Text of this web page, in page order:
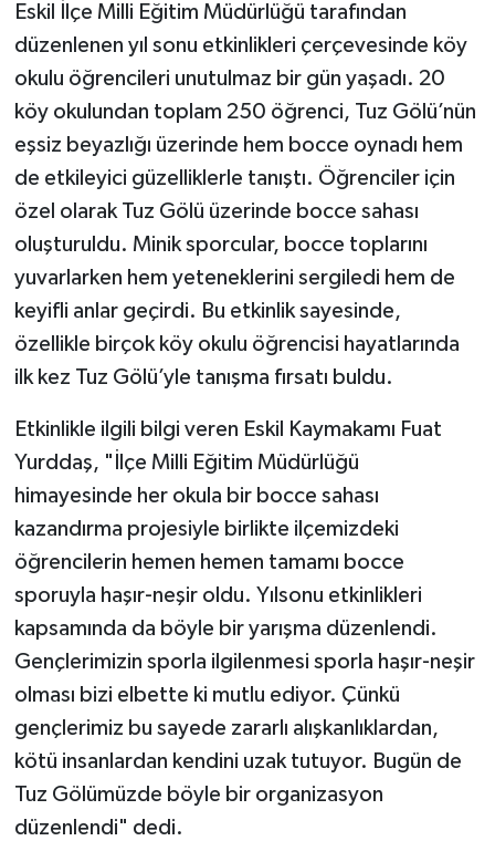
Eskil İlçe Milli Eğitim Müdürlüğü tarafından
düzenlenen yıl sonu etkinlikleri çerçevesinde köy
okulu öğrencileri unutulmaz bir gün yaşadı. 20
köy okulundan toplam 250 öğrenci, Tuz Gölü’nün
eşsiz beyazlığı üzerinde hem bocce oynadı hem
de etkileyici güzelliklerle tanıştı. Öğrenciler için
özel olarak Tuz Gölü üzerinde bocce sahası
oluşturuldu. Minik sporcular, bocce toplarını
yuvarlarken hem yeteneklerini sergiledi hem de
keyifli anlar geçirdi. Bu etkinlik sayesinde,
özellikle birçok köy okulu öğrencisi hayatlarında
ilk kez Tuz Gölü’yle tanışma fırsatı buldu.
Etkinlikle ilgili bilgi veren Eskil Kaymakamı Fuat
Yurddaş, "İlçe Milli Eğitim Müdürlüğü
himayesinde her okula bir bocce sahası
kazandırma projesiyle birlikte ilçemizdeki
öğrencilerin hemen hemen tamamı bocce
sporuyla haşır-neşir oldu. Yılsonu etkinlikleri
kapsamında da böyle bir yarışma düzenlendi.
Gençlerimizin sporla ilgilenmesi sporla haşır-neşir
olması bizi elbette ki mutlu ediyor. Çünkü
gençlerimiz bu sayede zararlı alışkanlıklardan,
kötü insanlardan kendini uzak tutuyor. Bugün de
Tuz Gölümüzde böyle bir organizasyon
düzenlendi" dedi.